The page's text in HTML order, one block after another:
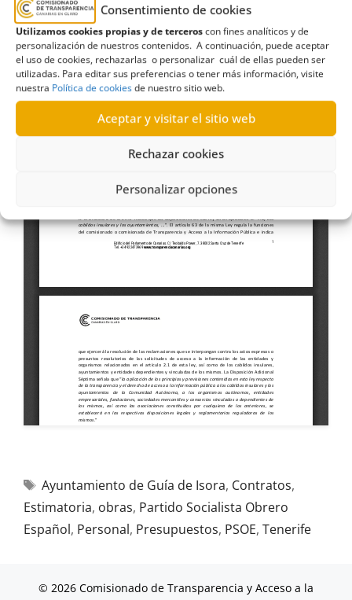
Consentimiento de cookies
Utilizamos cookies propias y de terceroscon fines analíticos y de
personalización de nuestros contenidos. A continuación, puede aceptar
el uso de cookies, rechazarlas o personalizar cuál de ellas pueden ser
utilizadas. Para editar sus preferencias o tener más información, visite
nuestra Política de cookiesde nuestro sitio web.
Aceptar y visitar el sitio web
Rechazar cookies
Personalizar opciones
Ayuntamiento de Guía de Isora, Contratos,
Estimatoria, obras, Partido Socialista Obrero
Español, Personal, Presupuestos, PSOE, Tenerife
© 2026 Comisionado de Transparencia y Acceso a la